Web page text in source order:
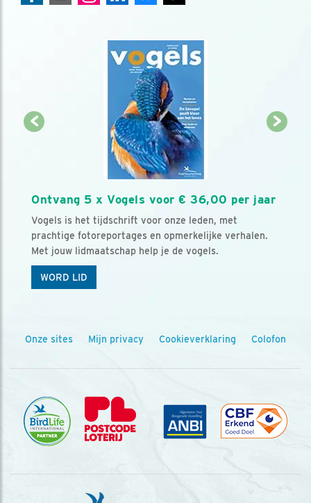
Ontvang 5 x Vogels voor € 36,00 per jaar
Vogels is het tijdschrift voor onze leden, met
prachtige fotoreportages en opmerkelijke verhalen.
Met jouw lidmaatschap help je de vogels.
WORD LID
Onze sites Mijn privacy Cookieverklaring Colofon